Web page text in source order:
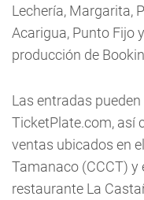
Lechería, Margarita,
Acarigua, Punto Fijo
producción de
Las entradas
TicketPlate.com, así
ventas ubicados en
Tamanaco (CCCT) y
restaurante La